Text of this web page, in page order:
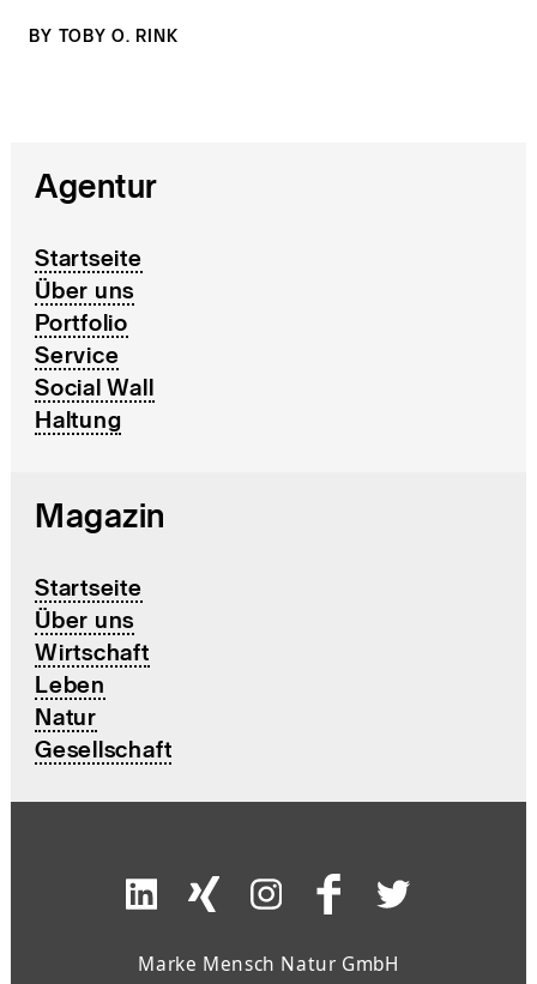
BY TOBY O. RINK
Agentur
Startseite
Über uns
Portfolio
Service
Social Wall
Haltung
Magazin
Startseite
Über uns
Wirtschaft
Leben
Natur
Gesellschaft
Marke Mensch Natur GmbH